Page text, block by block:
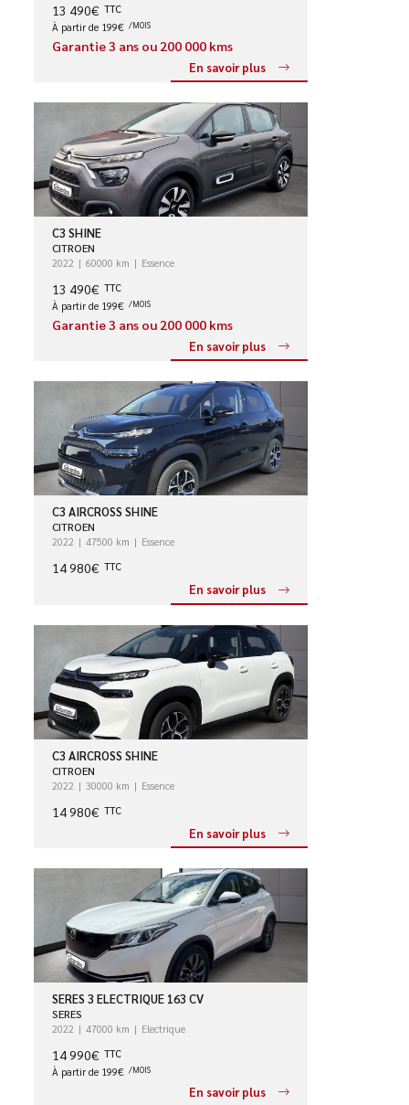
13 490€ TTC
À partir de 199€ /MOIS
Garantie 3 ans ou 200 000 kms
En savoir plus
C3 SHINE
CITROEN
2022 60000 km Essence
13 490€ TTC
À partir de 199€ /MOIS
Garantie 3 ans ou 200 000 kms
En savoir plus
C3 AIRCROSS SHINE
CITROEN
2022 47500 km Essence
14 980€ TTC
En savoir plus
C3 AIRCROSS SHINE
CITROEN
2022 30000 km Essence
14 980€ TTC
En savoir plus
SERES 3 ELECTRIQUE 163 CV
SERES
2022 47000 km Electrique
14 990€ TTC
À partir de 199€ /MOIS
En savoir plus